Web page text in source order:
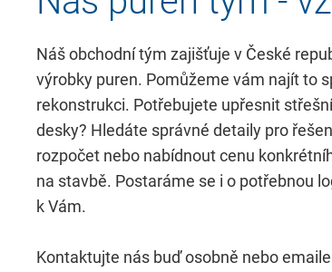
Kontakt
Kontakt puren s.r.o.
Kontaktní formulář
Výplně
Náš obchodní tým zajišťuje v České
výrobky puren. Pomůžeme vám najít to
rekonstrukci. Potřebujete upřesnit
desky? Hledáte správné detaily pro
rozpočet nebo nabídnout cenu
na stavbě. Postaráme se i o potřebnou
k Vám.
Kontaktujte nás buď osobně nebo